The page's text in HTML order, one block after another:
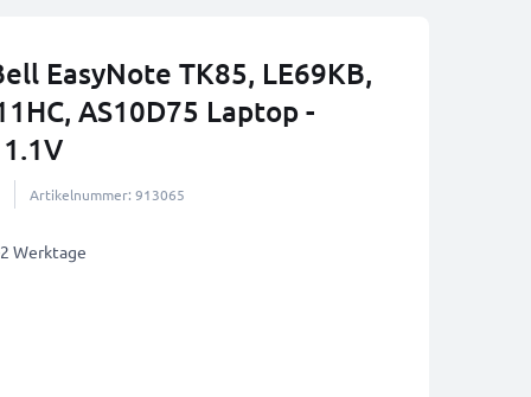
EasyNote TK85, LE69KB,
AS10D75 Laptop -
Artikelnummer: 913065
Werktage